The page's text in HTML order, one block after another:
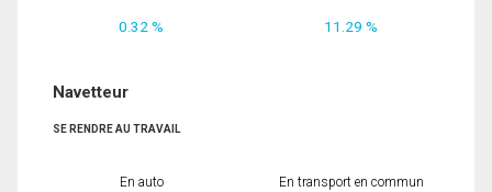
0.32 % 11.29 %
Navetteur
SE RENDRE AU TRAVAIL
En auto En transport en commun